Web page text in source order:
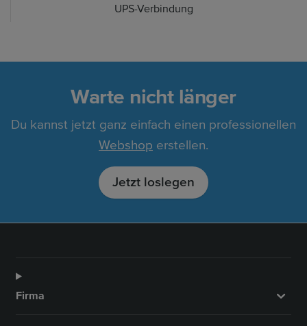
UPS-Verbindung
Warte nicht länger
Du kannst jetzt ganz einfach einen professionellen
Webshop erstellen.
Jetzt loslegen
Firma